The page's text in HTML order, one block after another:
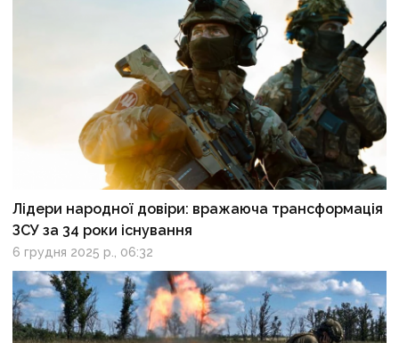
Лідери народної довіри: вражаюча трансформація
ЗСУ за 34 роки існування
6 грудня 2025 р., 06:32